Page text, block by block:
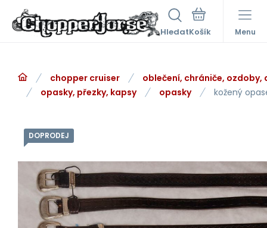
Hledat Menu
chopper cruiser
oblečení, chrániče, ozdoby,
opasky, přezky, kapsy
opasky kožený
DOPRODEJ